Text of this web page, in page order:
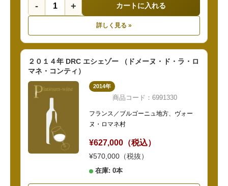
- + カートに入れる
詳しく見る »
２０１４年 DRC エシェゾー （ドメーヌ・ド・ラ・ロ
マネ・コンティ）
2014年
商品コード：6991330
フランス／ブルゴーニュ地方、ヴォー
ヌ・ロマネ村
¥627,000（税込）
¥570,000（税抜）
在庫: 0本